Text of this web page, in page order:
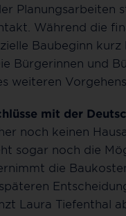
Planungsarbeiten
Während die
Baubeginn
Bürgerinnen und
weiteren
mit der
noch keinen
sogar noch die
die
Laura Tiefenthal